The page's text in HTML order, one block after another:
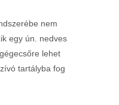
nem
egy ún. nedves
lehet
tartályba fog